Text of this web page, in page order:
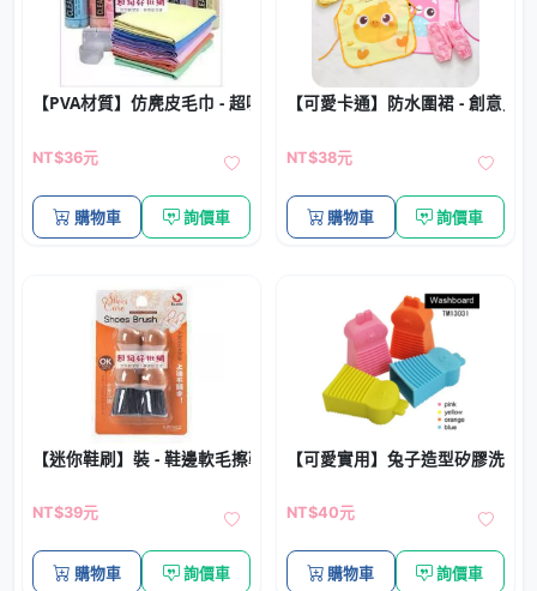
【PVA材質】仿麂皮毛巾 - 超吸水速乾巾
NT$36元
購物車 詢價車
【可愛卡通】防水圍裙 - 創意兒
NT$38元
購物車 詢價車
【迷你鞋刷】裝 - 鞋邊軟毛擦鞋油專用刷 (2個)
NT$39元
購物車 詢價車
【可愛實用】兔子造型矽膠洗衣
NT$40元
購物車 詢價車